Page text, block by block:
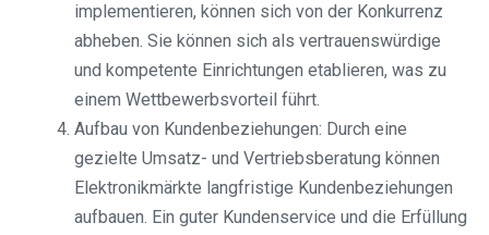
implementieren, können sich von der Konkurrenz
abheben. Sie können sich als vertrauenswürdige
und kompetente Einrichtungen etablieren, was zu
einem Wettbewerbsvorteil führt.
Aufbau von Kundenbeziehungen: Durch eine
gezielte Umsatz- und Vertriebsberatung können
Elektronikmärkte langfristige Kundenbeziehungen
aufbauen. Ein guter Kundenservice und die Erfüllung